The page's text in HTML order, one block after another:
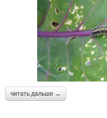
читать дальше →